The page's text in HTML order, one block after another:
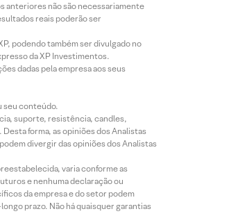
anteriores não são necessariamente
reais poderão ser
podendo também ser divulgado no
da XP Investimentos.
dadas pela empresa aos seus
seu conteúdo.
suporte, resistência, candles,
forma, as opiniões dos Analistas
divergir das opiniões dos Analistas
varia conforme as
e nenhuma declaração ou
da empresa e do setor podem
prazo. Não há quaisquer garantias